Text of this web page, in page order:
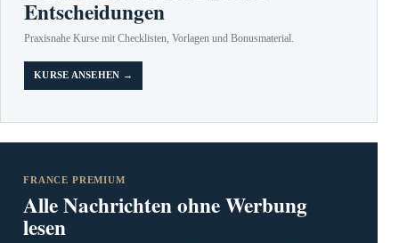
Entscheidungen
Praxisnahe Kurse mit Checklisten, Vorlagen und Bonusmaterial.
KURSE ANSEHEN →
FRANCE PREMIUM
Alle Nachrichten ohne Werbung
lesen